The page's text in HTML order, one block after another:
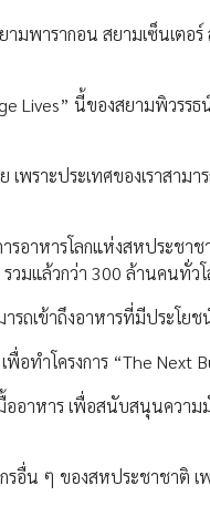
ามพารากอน สยามเซ็นเตอ
Lives” นี้ของสยามพิวรรธ
พราะประเทศของเราสา
รอาหารโลกแห่งสหประช
มแล้วกว่า 300 ล้านคนทั่ว
ถเข้าถึงอาหารที่มีประโย
ทำโครงการ “The Next
อาหาร เพื่อสนับสนุนควา
อื่น ๆ ของสหประชาชาติ เ